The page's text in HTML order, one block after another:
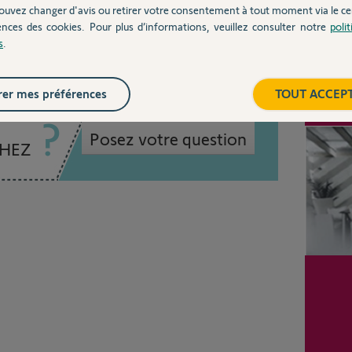
7 ans
Posez votre question
changer d'avis ou retirer votre consentement à tout moment via le
des cookies. Pour plus d’informations, veuillez consulter notre
TOUT
mes préférences